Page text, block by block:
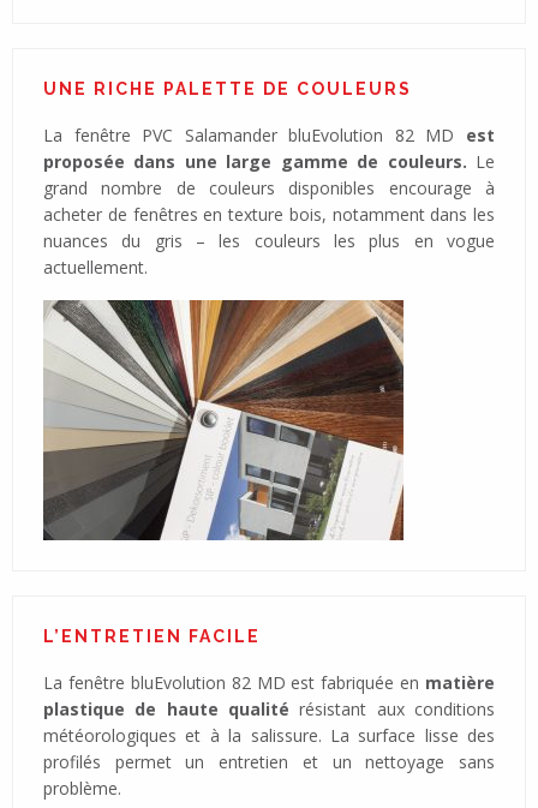
UNE RICHE PALETTE DE COULEURS
La fenêtre PVC Salamander bluEvolution 82 MD est
proposée dans une large gamme de couleurs. Le
grand nombre de couleurs disponibles encourage à
acheter de fenêtres en texture bois, notamment dans les
nuances du gris – les couleurs les plus en vogue
actuellement.
L’ENTRETIEN FACILE
La fenêtre bluEvolution 82 MD est fabriquée en matière
plastique de haute qualité résistant aux conditions
météorologiques et à la salissure. La surface lisse des
profilés permet un entretien et un nettoyage sans
problème.